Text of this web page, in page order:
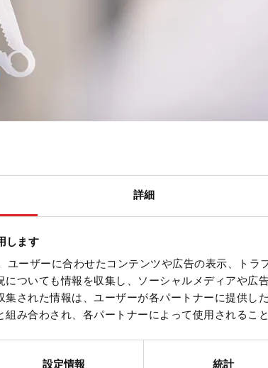
詳細
します
ユーザーに合わせたコンテンツや広告の表示、トラ
ついても情報を収集し、ソーシャルメディアや広
された情報は、ユーザーが各パートナーに提供し
み合わされ、各パートナーによって使用されること
設定情報 統計